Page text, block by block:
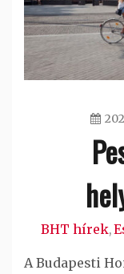
BHT hírek,
A Budapesti